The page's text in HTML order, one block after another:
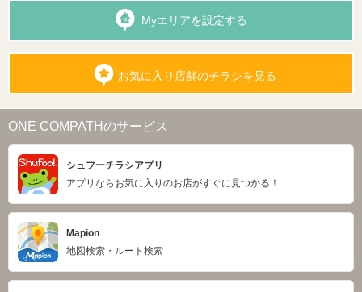
Myエリアを設定する
お気に入り店舗のチラシを見る
ONE COMPATHのサービス
シュフーチラシアプリ
アプリならお気に入りのお店がすぐに見つかる！
Mapion
地図検索・ルート検索